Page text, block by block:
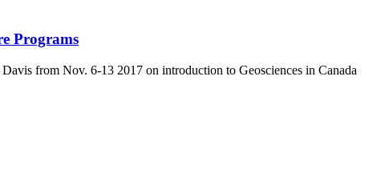
Programs
from Nov. 6-13 2017 on introduction to Geosciences in Canada